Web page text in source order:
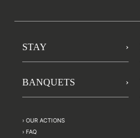
STAY
BANQUETS
OUR ACTIONS
FAQ